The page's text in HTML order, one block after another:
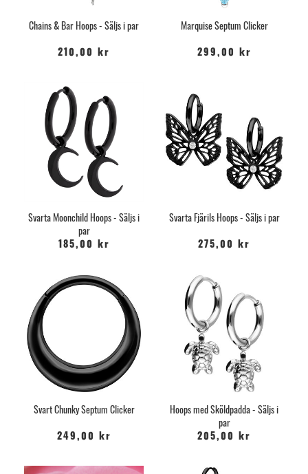
Chains & Bar Hoops - Säljs i par
210,00 kr
Marquise Septum Clicker
299,00 kr
Svarta Moonchild Hoops - Säljs i
par
185,00 kr
Svarta Fjärils Hoops - Säljs i par
275,00 kr
Svart Chunky Septum Clicker
249,00 kr
Hoops med Sköldpadda - Säljs i
par
205,00 kr